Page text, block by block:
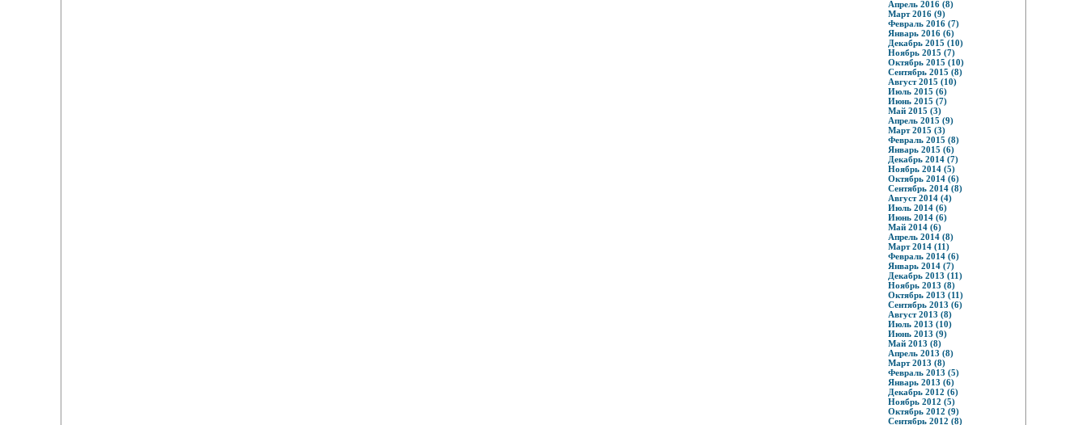
Апрель 2016 (8)
Март 2016 (9)
Февраль 2016 (7)
Январь 2016 (6)
Декабрь 2015 (10)
Ноябрь 2015 (7)
Октябрь 2015 (10)
Сентябрь 2015 (8)
Август 2015 (10)
Июль 2015 (6)
Июнь 2015 (7)
Май 2015 (3)
Апрель 2015 (9)
Март 2015 (3)
Февраль 2015 (8)
Январь 2015 (6)
Декабрь 2014 (7)
Ноябрь 2014 (5)
Октябрь 2014 (6)
Сентябрь 2014 (8)
Август 2014 (4)
Июль 2014 (6)
Июнь 2014 (6)
Май 2014 (6)
Апрель 2014 (8)
Март 2014 (11)
Февраль 2014 (6)
Январь 2014 (7)
Декабрь 2013 (11)
Ноябрь 2013 (8)
Октябрь 2013 (11)
Сентябрь 2013 (6)
Август 2013 (8)
Июль 2013 (10)
Июнь 2013 (9)
Май 2013 (8)
Апрель 2013 (8)
Март 2013 (8)
Февраль 2013 (5)
Январь 2013 (6)
Декабрь 2012 (6)
Ноябрь 2012 (5)
Октябрь 2012 (9)
Сентябрь 2012 (8)